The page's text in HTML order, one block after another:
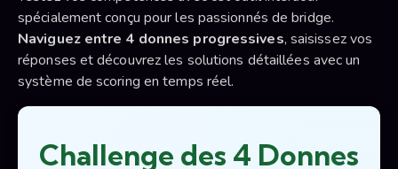
spécialement conçu pour les passionnés de bridge.
Naviguez entre 4 donnes progressives, saisissez vos
réponses et découvrez les solutions détaillées avec un
système de scoring en temps réel.
Challenge des 4 Donnes